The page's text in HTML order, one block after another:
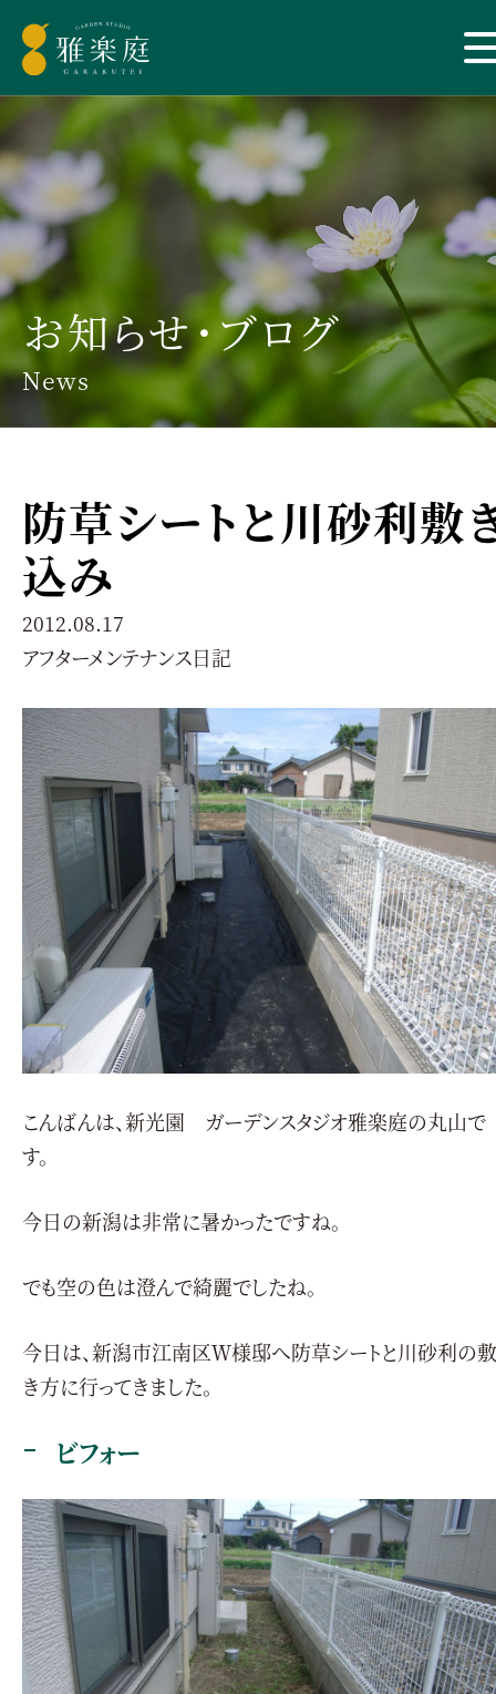
お知らせ・ブログ
News
防草シートと川砂利敷
込み
2012.08.17
アフターメンテナンス日記
こんばんは、新光園 ガーデンスタジオ雅楽庭の丸山で
す。
今日の新潟は非常に暑かったですね。
でも空の色は澄んで綺麗でしたね。
今日は、新潟市江南区Ｗ様邸へ防草シートと川砂利の敷
き方に行ってきました。
ビフォー